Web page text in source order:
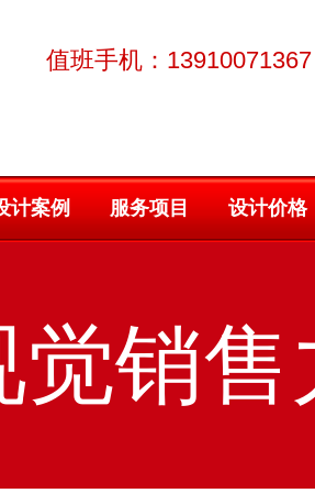
值班手机：13910071367
计案例 服务项目 设计价格
销售